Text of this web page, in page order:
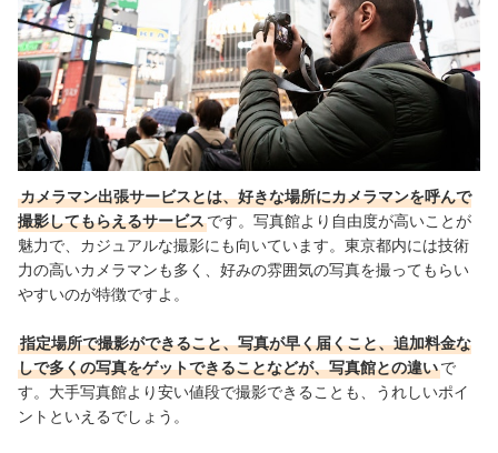
カメラマン出張サービスとは、好きな場所にカメラマンを呼んで
撮影してもらえるサービスです。写真館より自由度が高いことが
魅力で、カジュアルな撮影にも向いています。東京都内には技術
力の高いカメラマンも多く、好みの雰囲気の写真を撮ってもらい
やすいのが特徴ですよ。
指定場所で撮影ができること、写真が早く届くこと、追加料金な
しで多くの写真をゲットできることなどが、写真館との違いで
す。大手写真館より安い値段で撮影できることも、うれしいポイ
ントといえるでしょう。